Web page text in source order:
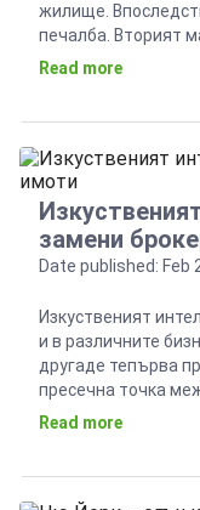
жилище.
печалба. Вторият
наем, което също
Read more
замени
Date published: Feb
Изкуственият
и в различните
другаде тепърва
пресечна точка
особено като се
Read more